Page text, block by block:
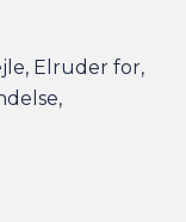
Elruder for,